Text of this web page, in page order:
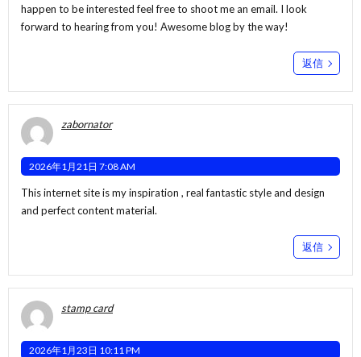
happen to be interested feel free to shoot me an email. I look
forward to hearing from you! Awesome blog by the way!
返信
zabornator
2026年1月21日 7:08 AM
This internet site is my inspiration , real fantastic style and design
and perfect content material.
返信
stamp card
2026年1月23日 10:11 PM